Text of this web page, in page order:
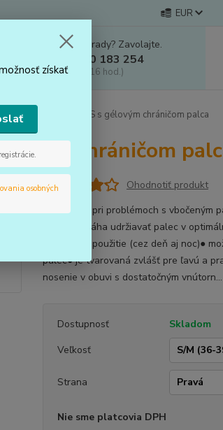
EUR
Neviete si rady? Zavolajte.
+421 910 183 254
(Po-Pia, 8-16 hod.)
HALLUX VALGUS s gélovým chráničom palca
chráničom
Ohodnotiť produkt
Používa sa pri problémoch s vbočeným
palca. Pomáha udržiavať palec v
celodenné použitie (cez deň aj noc)●
palec● je tvarovaná zvlášť pre ľavú a
nosenie v obuvi s dostatočným vnútorn...
Dostupnosť
Skladom
Veľkosť
Strana
Nie sme platcovia DPH
získať
osobných